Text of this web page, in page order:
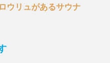
ウリュがあるサウナ